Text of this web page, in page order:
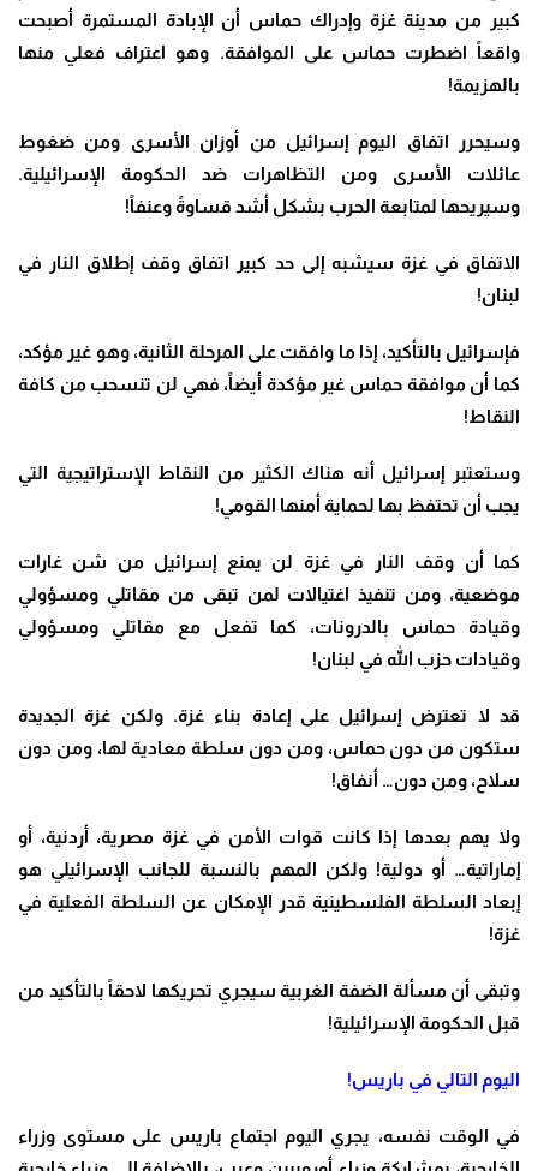
كبير من مدينة غزة وإدراك حماس أن الإبادة المستمرة أصبحت
واقعاً اضطرت حماس على الموافقة. وهو اعتراف فعلي منها
بالهزيمة!
وسيحرر اتفاق اليوم إسرائيل من أوزان الأسرى ومن ضغوط
عائلات الأسرى ومن التظاهرات ضد الحكومة الإسرائيلية.
وسيريحها لمتابعة الحرب بشكل أشد قساوةً وعنفاً!
الاتفاق في غزة سيشبه إلى حد كبير اتفاق وقف إطلاق النار في
لبنان!
فإسرائيل بالتأكيد، إذا ما وافقت على المرحلة الثانية، وهو غير مؤكد،
كما أن موافقة حماس غير مؤكدة أيضاً، فهي لن تنسحب من كافة
النقاط!
وستعتبر إسرائيل أنه هناك الكثير من النقاط الإستراتيجية التي
يجب أن تحتفظ بها لحماية أمنها القومي!
كما أن وقف النار في غزة لن يمنع إسرائيل من شن غارات
موضعية، ومن تنفيذ اغتيالات لمن تبقى من مقاتلي ومسؤولي
وقيادة حماس بالدرونات، كما تفعل مع مقاتلي ومسؤولي
وقيادات حزب الله في لبنان!
قد لا تعترض إسرائيل على إعادة بناء غزة. ولكن غزة الجديدة
ستكون من دون حماس، ومن دون سلطة معادية لها، ومن دون
سلاح، ومن دون… أنفاق!
ولا يهم بعدها إذا كانت قوات الأمن في غزة مصرية، أردنية، أو
إماراتية… أو دولية! ولكن المهم بالنسبة للجانب الإسرائيلي هو
إبعاد السلطة الفلسطينية قدر الإمكان عن السلطة الفعلية في
غزة!
وتبقى أن مسألة الضفة الغربية سيجري تحريكها لاحقاً بالتأكيد من
قبل الحكومة الإسرائيلية!
اليوم التالي في باريس!
في الوقت نفسه، يجري اليوم اجتماع باريس على مستوى وزراء